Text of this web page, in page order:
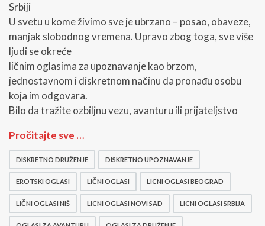
Srbiji
U svetu u kome živimo sve je ubrzano – posao, obaveze,
manjak slobodnog vremena. Upravo zbog toga, sve više
ljudi se okreće
ličnim oglasima za upoznavanje kao brzom,
jednostavnom i diskretnom načinu da pronađu osobu
koja im odgovara.
Bilo da tražite ozbiljnu vezu, avanturu ili prijateljstvo
K
o
r
n
Pročitajte sve …
DISKRETNO DRUŽENJE DISKRETNO UPOZNAVANJE
EROTSKI OGLASI LIČNI OGLASI LICNI OGLASI BEOGRAD
LIČNI OGLASI NIŠ LICNI OGLASI NOVI SAD LICNI OGLASI SRBIJA